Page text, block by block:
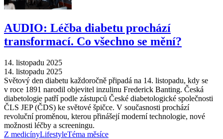
AUDIO: Léčba diabetu prochází
transformací. Co všechno se mění?
14. listopadu 2025
14. listopadu 2025
Světový den diabetu každoročně připadá na 14. listopadu, kdy se
v roce 1891 narodil objevitel inzulinu Frederick Banting. Česká
diabetologie patří podle zástupců České diabetologické společnosti
ČLS JEP (ČDS) ke světové špičce. V současnosti prochází
revoluční proměnou, kterou přinášejí moderní technologie, nové
možnosti léčby a screeningu.
Z medicínyLifestyleTéma měsíce